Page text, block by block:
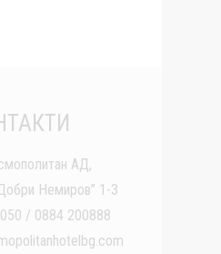
АД,
Немиров” 1-3
/ 0884 200888